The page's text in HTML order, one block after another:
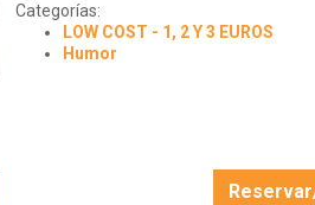
Categorías:
LOW COST - 1, 2 Y 3 EUROS
Humor